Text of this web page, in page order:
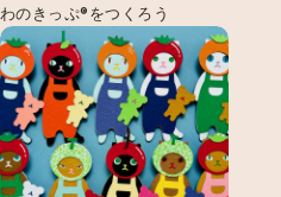
わのきっぷ®︎をつくろう